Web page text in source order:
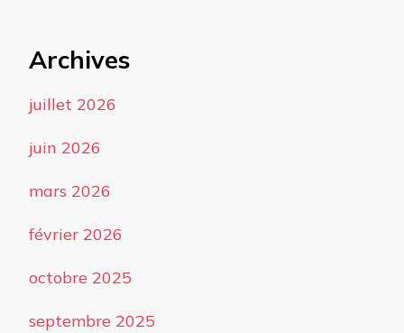
Archives
juillet 2026
juin 2026
mars 2026
février 2026
octobre 2025
septembre 2025